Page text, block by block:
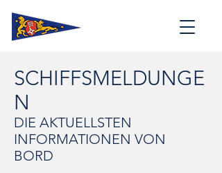
SCHIFFSMELDUNGE
N
DIE AKTUELLSTEN
INFORMATIONEN VON
BORD